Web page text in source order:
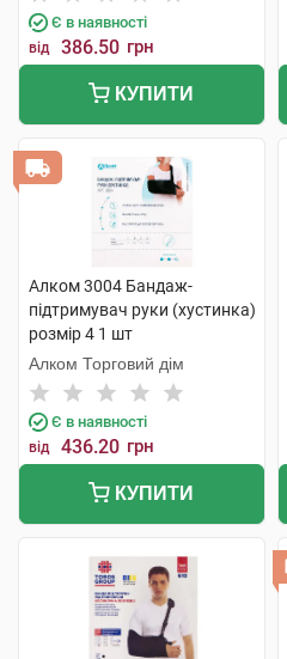
Є в наявності
від 386.50 грн
КУПИТИ
Алком 3004 Бандаж-
підтримувач руки (хустинка)
розмір 4 1 шт
Алком Торговий дім
Є в наявності
від 436.20 грн
КУПИТИ